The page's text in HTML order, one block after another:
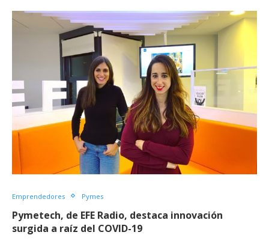
Emprendedores Pymes
Pymetech, de EFE Radio, destaca innovación
surgida a raíz del COVID-19